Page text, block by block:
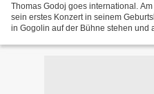
Thomas Godoj goes international.
sein erstes Konzert in seinem
in Gogolin auf der Bühne stehen und